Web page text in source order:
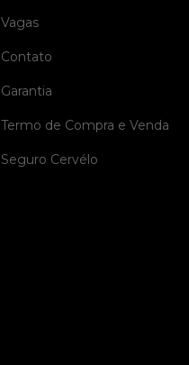
Vagas
Contato
Garantia
Termo de Compra e Venda
Seguro Cervélo